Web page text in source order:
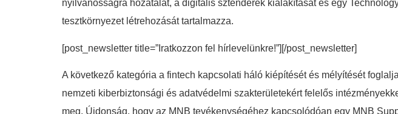
nyilvánosságra hozatalát, a digitális sztenderek kialakítását és egy
tesztkörnyezet létrehozását tartalmazza.
[post_newsletter title=”Iratkozzon fel hírlevelünkre!”][/post_newsletter]
A következő kategória a fintech kapcsolati háló kiépítését és mélyítését
nemzeti kiberbiztonsági és adatvédelmi szakterületekért felelős
meg. Újdonság, hogy az MNB tevékenységéhez kapcsolódóan egy MNB